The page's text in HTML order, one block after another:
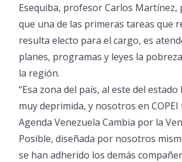
Esequiba, profesor Carlos Martínez,
que una de las primeras tareas que
resulta electo para el cargo, es
planes, programas y leyes la
la región.
“Esa zona del país, al este del estado
muy deprimida, y nosotros en
Agenda Venezuela Cambia por la
Posible, diseñada por nosotros
se han adherido los demás